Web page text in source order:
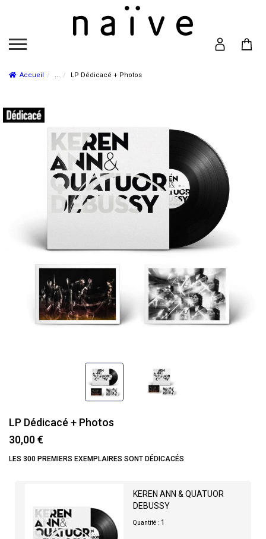
Accueil ... LP Dédicacé + Photos
LP Dédicacé + Photos
30,00 €
LES 300 PREMIERS EXEMPLAIRES SONT DÉDICACÉS
KEREN ANN & QUATUOR
DEBUSSY
Quantité : 1